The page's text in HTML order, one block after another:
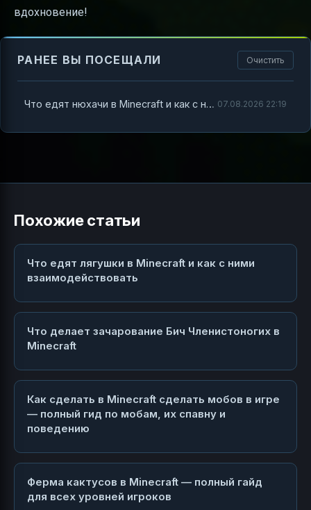
вдохновение!
РАНЕЕ ВЫ ПОСЕЩАЛИ Очистить
Что едят нюхачи в Minecraft и как с ними взаимодействовать 07.08.2026 22:19
Похожие статьи
Что едят лягушки в Minecraft и как с ними
взаимодействовать
Что делает зачарование Бич Членистоногих в
Minecraft
Как сделать в Minecraft сделать мобов в игре
— полный гид по мобам, их спавну и
поведению
Ферма кактусов в Minecraft — полный гайд
для всех уровней игроков